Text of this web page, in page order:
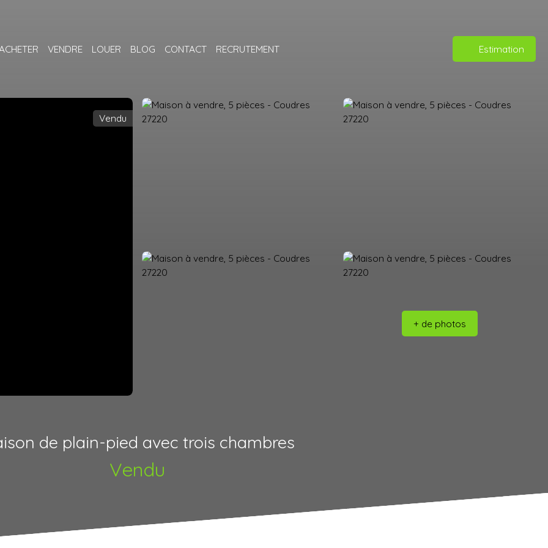
VENDRE LOUER BLOG CONTACT RECRUTEMENT Estimation
Vendu
+ de photos
de plain-pied avec trois chambres
Vendu